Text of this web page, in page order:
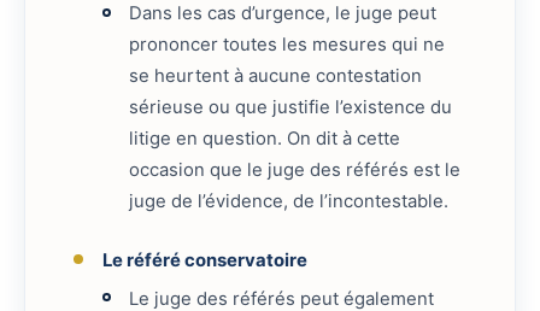
Dans les cas d’urgence, le juge peut
prononcer toutes les mesures qui ne
se heurtent à aucune contestation
sérieuse ou que justifie l’existence du
litige en question. On dit à cette
occasion que le juge des référés est le
juge de l’évidence, de l’incontestable.
Le référé conservatoire
Le juge des référés peut également